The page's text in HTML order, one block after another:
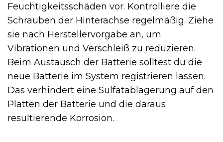
Feuchtigkeitsschäden vor. Kontrolliere die
Schrauben der Hinterachse regelmäßig. Ziehe
sie nach Herstellervorgabe an, um
Vibrationen und Verschleiß zu reduzieren.
Beim Austausch der Batterie solltest du die
neue Batterie im System registrieren lassen.
Das verhindert eine Sulfatablagerung auf den
Platten der Batterie und die daraus
resultierende Korrosion.